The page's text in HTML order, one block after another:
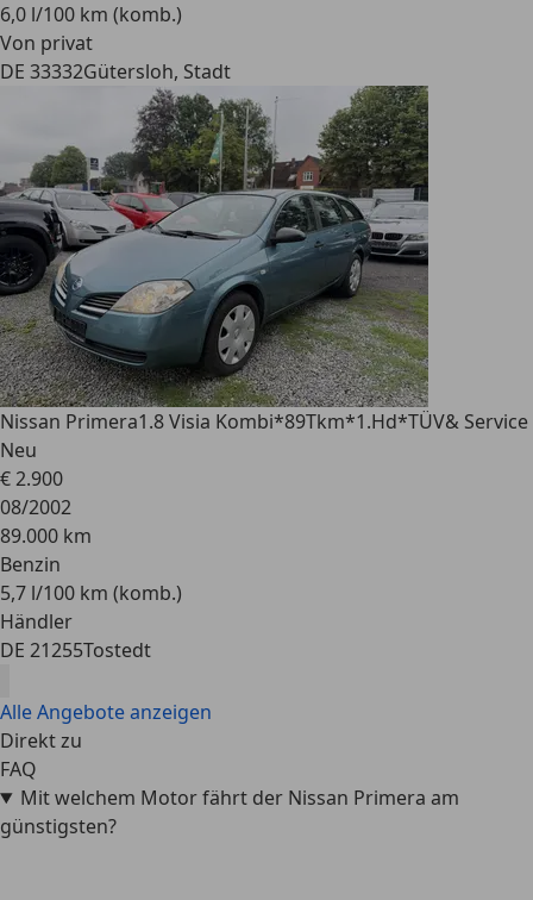
6,0 l/100 km (komb.)
Von privat
DE 33332Gütersloh, Stadt
Nissan Primera1.8 Visia Kombi*89Tkm*1.Hd*TÜV& Service
Neu
€ 2.900
08/2002
89.000 km
Benzin
5,7 l/100 km (komb.)
Händler
DE 21255Tostedt
Alle Angebote anzeigen
Direkt zu
FAQ
Mit welchem Motor fährt der Nissan Primera am
günstigsten?